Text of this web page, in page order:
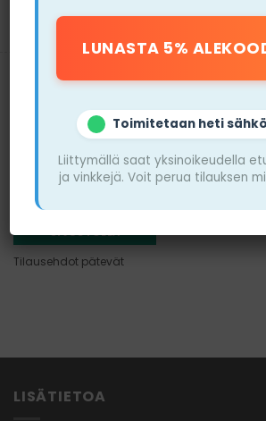
koodia
Snuscore
SIVUSTOLLA
Tilausehdot pätevät
LISÄTIETOA
Toimitetaan heti
Liittymällä saat yksinoikeudella
ja vinkkejä. Voit perua tilauksen